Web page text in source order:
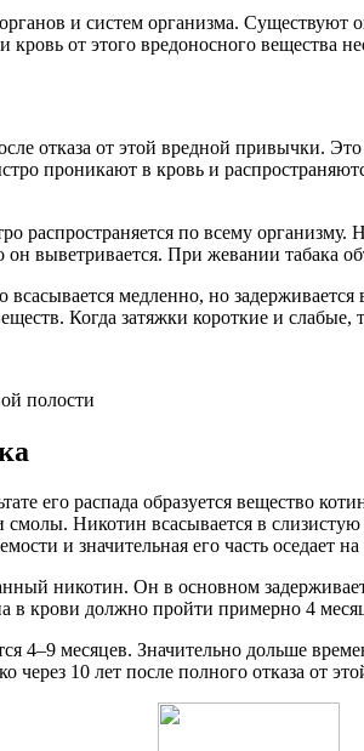
и систем организма.
от этого вредоносного вещества
отказа от этой вредной привычки.
проникают в кровь и
распространяется по всему
он выветривается. При жевании табака
медленно, но
Когда затяжки короткие и слабые,
полости
его распада образуется вещество
Никотин всасывается в
и значительная его часть оседает
никотин. Он в основном
в крови должно пройти примерно 4
4–9 месяцев. Значительно дольше
через 10 лет после полного отказа от